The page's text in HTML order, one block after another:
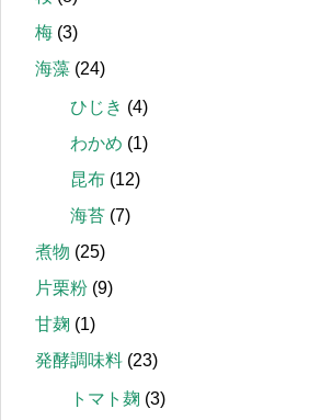
梅 (3)
海藻 (24)
ひじき (4)
わかめ (1)
昆布 (12)
海苔 (7)
煮物 (25)
片栗粉 (9)
甘麹 (1)
発酵調味料 (23)
トマト麹 (3)